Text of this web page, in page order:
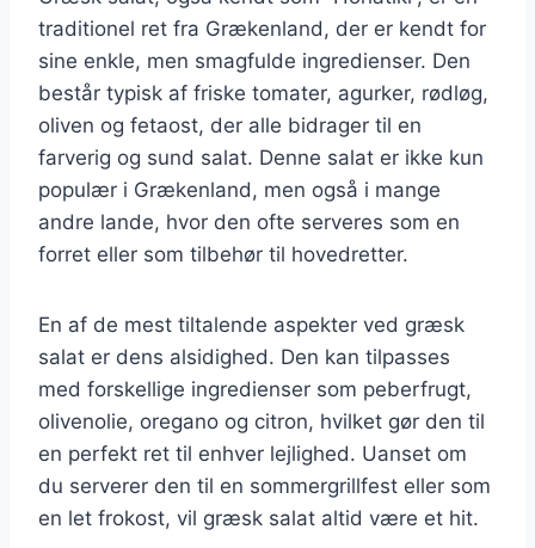
traditionel ret fra Grækenland, der er kendt for
sine enkle, men smagfulde ingredienser. Den
består typisk af friske tomater, agurker, rødløg,
oliven og fetaost, der alle bidrager til en
farverig og sund salat. Denne salat er ikke kun
populær i Grækenland, men også i mange
andre lande, hvor den ofte serveres som en
forret eller som tilbehør til hovedretter.
En af de mest tiltalende aspekter ved græsk
salat er dens alsidighed. Den kan tilpasses
med forskellige ingredienser som peberfrugt,
olivenolie, oregano og citron, hvilket gør den til
en perfekt ret til enhver lejlighed. Uanset om
du serverer den til en sommergrillfest eller som
en let frokost, vil græsk salat altid være et hit.